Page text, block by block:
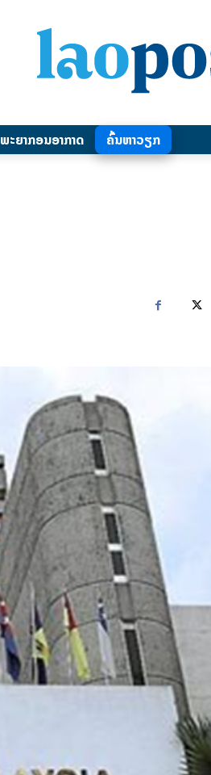
ພະຍາກອນອາກາດ ຄົ້ນຫາວຽກ